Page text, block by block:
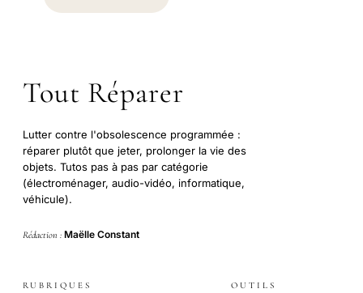
Tout Réparer
Lutter contre l'obsolescence programmée :
réparer plutôt que jeter, prolonger la vie des
objets. Tutos pas à pas par catégorie
(électroménager, audio-vidéo, informatique,
véhicule).
Rédaction : Maëlle Constant
RUBRIQUES OUTILS